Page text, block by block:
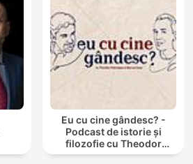
Eu cu cine gândesc? -
Podcast de istorie și
filozofie cu Theodor
Paleologu și Răzvan Ioan